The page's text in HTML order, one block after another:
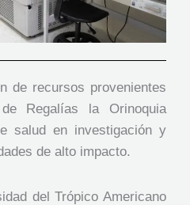
de recursos provenientes
Regalías la Orinoquia
salud en investigación y
de alto impacto.
del Trópico Americano